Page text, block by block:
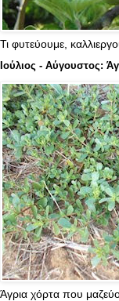
Τι φυτεύουμε,
Ιούλιος - Αύγουστος:
Άγρια χόρτα που